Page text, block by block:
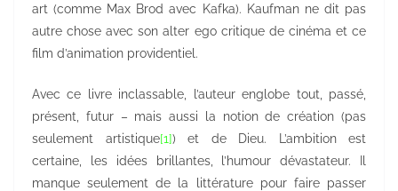
art (comme Max Brod avec Kafka). Kaufman ne dit pas
autre chose avec son alter ego critique de cinéma et ce
film d’animation providentiel.
Avec ce livre inclassable, l’auteur englobe tout, passé,
présent, futur – mais aussi la notion de création (pas
seulement artistique[1]) et de Dieu. L’ambition est
certaine, les idées brillantes, l’humour dévastateur. Il
manque seulement de la littérature pour faire passer